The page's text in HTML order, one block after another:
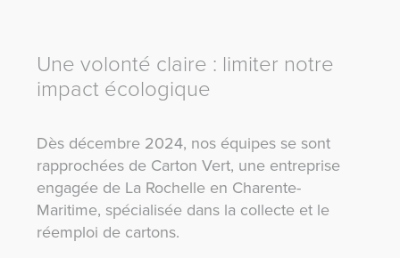
Une volonté claire : limiter notre
impact écologique
Dès décembre 2024, nos équipes se sont
rapprochées de Carton Vert, une entreprise
engagée de La Rochelle en Charente-
Maritime, spécialisée dans la collecte et le
réemploi de cartons.